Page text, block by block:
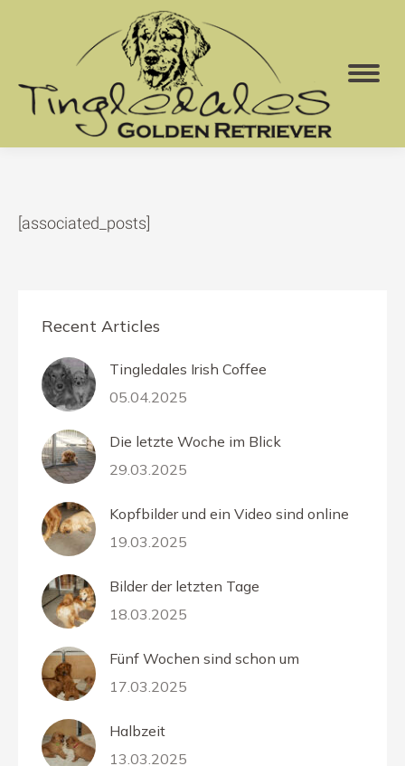
[associated_posts]
Recent Articles
Tingledales Irish Coffee
05.04.2025
Die letzte Woche im Blick
29.03.2025
Kopfbilder und ein Video sind online
19.03.2025
Bilder der letzten Tage
18.03.2025
Fünf Wochen sind schon um
17.03.2025
Halbzeit
13.03.2025